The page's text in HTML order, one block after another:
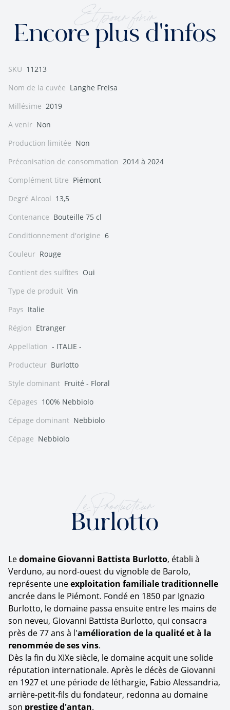
Et pour finir
Encore plus d'infos
SKU 11213
Nom de la cuvée Langhe Freisa
Millésime 2019
A venir Non
Production limitée Non
Préconisation de consommation 2014 à 2024
Complément titre Piémont
Degré Alcool 13,5
Contenance Bouteille 75 cl
Conditionnement d'origine 6
Couleur Rouge
Contient des sulfites Oui
Type de produit Vin
Pays Italie
Région Etranger
Appellation - ITALIE -
Producteur Burlotto
Style dominant Fruité - Floral
Cépages 100% Nebbiolo
Cépage dominant Nebbiolo
Cépage Nebbiolo
Le Producteur
Burlotto
Ledomaine Giovanni Battista Burlotto, établi à
Verduno, au nord-ouest du vignoble de Barolo,
représente uneexploitation familiale traditionnelle
ancrée dans le Piémont. Fondé en 1850 par Ignazio
Burlotto, le domaine passa ensuite entre les mains de
son neveu, Giovanni Battista Burlotto, qui consacra
près de 77 ans à l'amélioration de la qualité et à la
renommée de ses vins.
Dès la fin du XIXe siècle, le domaine acquit une solide
réputation internationale. Après le décès de Giovanni
en 1927 et une période de léthargie, Fabio Alessandria,
arrière-petit-fils du fondateur, redonna au domaine
son prestige d'antan.